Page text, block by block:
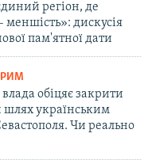
регіон, де
меншість»: дискусія
пам'ятної дати
влада обіцяє закрити
шлях українським
Чи реально